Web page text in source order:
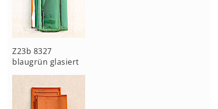
Z23b 8327
blaugrün glasiert